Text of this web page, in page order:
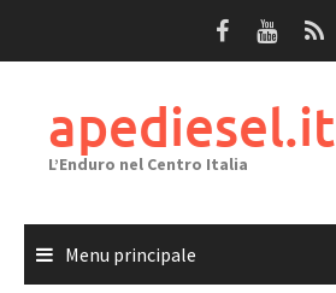
apediesel.it
L’Enduro nel Centro Italia
Menu principale